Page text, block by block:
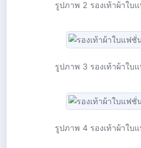
รูปภาพ 2 รองเท้าผ้าใบ
รูปภาพ 3 รองเท้าผ้าใบ
รูปภาพ 4 รองเท้าผ้าใบ